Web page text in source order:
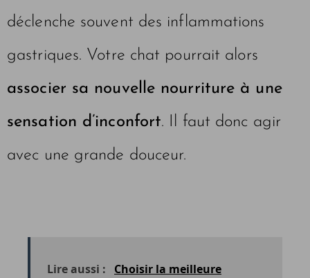
déclenche souvent des inflammations
gastriques. Votre chat pourrait alors
associer sa nouvelle nourriture à une
sensation d’inconfort. Il faut donc agir
avec une grande douceur.
Lire aussi :
Choisir la meilleure